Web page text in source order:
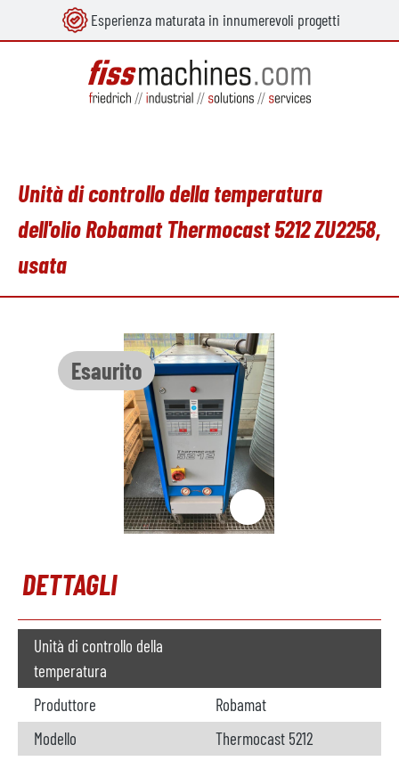
principale Esperienza maturata in innumerevoli progetti
Unità di controllo della temperatura
dell'olio Robamat Thermocast 5212 ZU2258,
usata
Esaurito
Salta la galleria di immagini
DETTAGLI
Unità di controllo della
temperatura
Produttore
Robamat
Modello
Thermocast 5212